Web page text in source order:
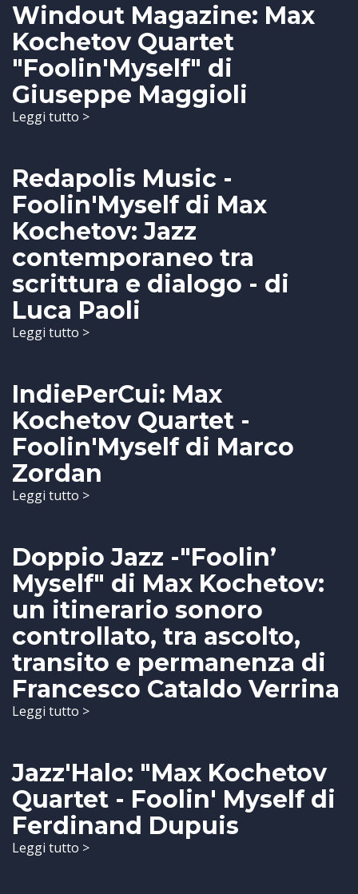
Windout Magazine: Max
Kochetov Quartet
"Foolin'Myself" di
Giuseppe Maggioli
Leggi tutto >
Redapolis Music -
Foolin'Myself di Max
Kochetov: Jazz
contemporaneo tra
scrittura e dialogo - di
Luca Paoli
Leggi tutto >
IndiePerCui: Max
Kochetov Quartet -
Foolin'Myself di Marco
Zordan
Leggi tutto >
Doppio Jazz -"Foolin’
Myself" di Max Kochetov:
un itinerario sonoro
controllato, tra ascolto,
transito e permanenza di
Francesco Cataldo Verrina
Leggi tutto >
Jazz'Halo: "Max Kochetov
Quartet - Foolin' Myself di
Ferdinand Dupuis
Leggi tutto >